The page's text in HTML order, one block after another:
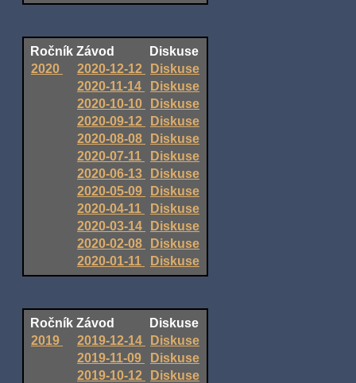
Ročník Závod
Diskuse
2020
2020-12-12
Diskuse
2020-11-14
Diskuse
2020-10-10
Diskuse
2020-09-12
Diskuse
2020-08-08
Diskuse
2020-07-11
Diskuse
2020-06-13
Diskuse
2020-05-09
Diskuse
2020-04-11
Diskuse
2020-03-14
Diskuse
2020-02-08
Diskuse
2020-01-11
Diskuse
Ročník Závod
Diskuse
2019
2019-12-14
Diskuse
2019-11-09
Diskuse
2019-10-12
Diskuse